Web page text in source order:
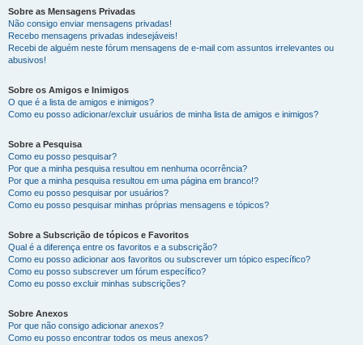
Sobre as Mensagens Privadas
Não consigo enviar mensagens privadas!
Recebo mensagens privadas indesejáveis!
Recebi de alguém neste fórum mensagens de e-mail com assuntos irrelevantes ou
abusivos!
Sobre os Amigos e Inimigos
O que é a lista de amigos e inimigos?
Como eu posso adicionar/excluir usuários de minha lista de amigos e inimigos?
Sobre a Pesquisa
Como eu posso pesquisar?
Por que a minha pesquisa resultou em nenhuma ocorrência?
Por que a minha pesquisa resultou em uma página em branco!?
Como eu posso pesquisar por usuários?
Como eu posso pesquisar minhas próprias mensagens e tópicos?
Sobre a Subscrição de tópicos e Favoritos
Qual é a diferença entre os favoritos e a subscrição?
Como eu posso adicionar aos favoritos ou subscrever um tópico específico?
Como eu posso subscrever um fórum específico?
Como eu posso excluir minhas subscrições?
Sobre Anexos
Por que não consigo adicionar anexos?
Como eu posso encontrar todos os meus anexos?